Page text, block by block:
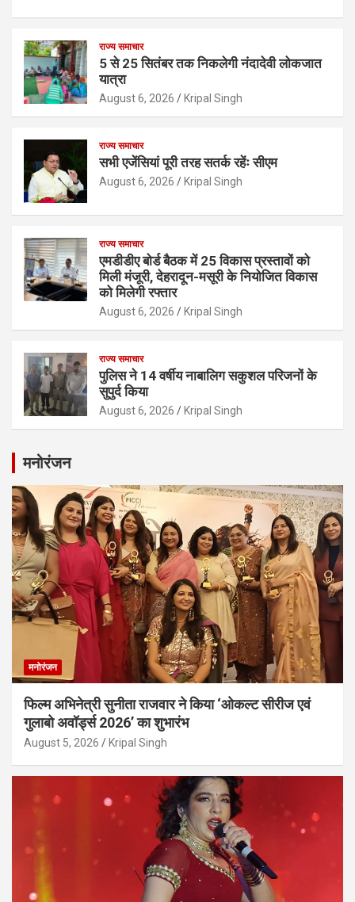
राज्य समाचार
5 से 25 सितंबर तक निकलेगी नंदादेवी लोकजात
यात्रा
August 6, 2026 Kripal Singh
राज्य समाचार
सभी एजेंसियां पूरी तरह सतर्क रहेंः सीएम
August 6, 2026 Kripal Singh
राज्य समाचार
एमडीडीए बोर्ड बैठक में 25 विकास प्रस्तावों को
मिली मंजूरी, देहरादून-मसूरी के नियोजित विकास
को मिलेगी रफ्तार
August 6, 2026 Kripal Singh
राज्य समाचार
पुलिस ने 14 वर्षीय नाबालिग सकुशल परिजनों के
सुपुर्द किया
August 6, 2026 Kripal Singh
मनोरंजन
मनोरंजन
फिल्म अभिनेत्री सुनीता राजवार ने किया ‘ओकल्ट सीरीज एवं
गुलाबो अवॉर्ड्स 2026’ का शुभारंभ
August 5, 2026 Kripal Singh